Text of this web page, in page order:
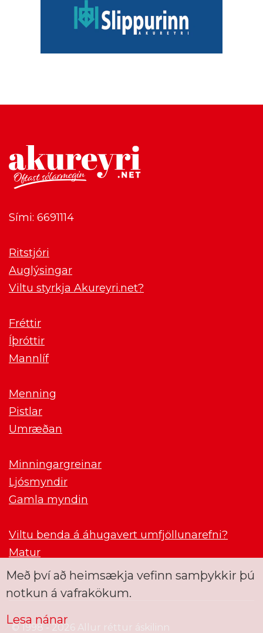
Sími: 6691114
Ritstjóri
Auglýsingar
Viltu styrkja Akureyri.net?
Fréttir
Íþróttir
Mannlíf
Menning
Pistlar
Umræðan
Minningargreinar
Ljósmyndir
Gamla myndin
Viltu benda á áhugavert umfjöllunarefni?
Matur
© 1998 - 2026 Allur réttur áskilinn
Með því að heimsækja vefinn samþykkir þú
notkun á vafrakökum.
Lesa nánar